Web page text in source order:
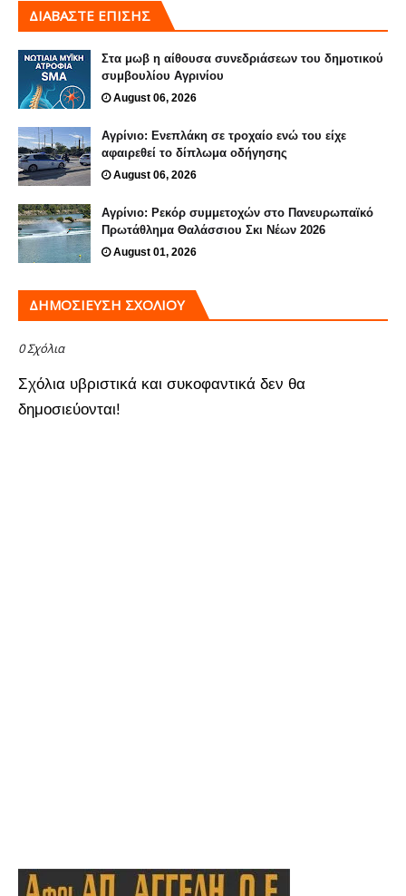
ΔΙΑΒΑΣΤΕ ΕΠΙΣΗΣ
Στα μωβ η αίθουσα συνεδριάσεων του δημοτικού
συμβουλίου Αγρινίου
August 06, 2026
Αγρίνιο: Ενεπλάκη σε τροχαίο ενώ του είχε
αφαιρεθεί το δίπλωμα οδήγησης
August 06, 2026
Αγρίνιο: Ρεκόρ συμμετοχών στο Πανευρωπαϊκό
Πρωτάθλημα Θαλάσσιου Σκι Νέων 2026
August 01, 2026
ΔΗΜΟΣΊΕΥΣΗ ΣΧΟΛΊΟΥ
0 Σχόλια
Σχόλια υβριστικά και συκοφαντικά δεν θα
δημοσιεύονται!